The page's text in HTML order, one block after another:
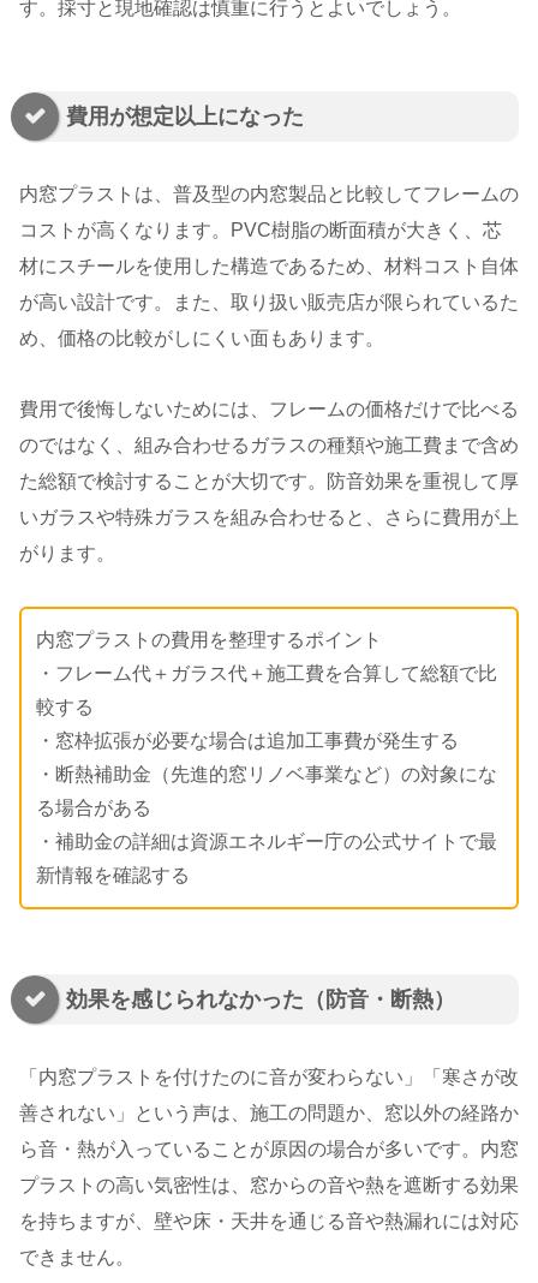
す。採寸と現地確認は慎重に行うとよいでしょう。
費用が想定以上になった
内窓プラストは、普及型の内窓製品と比較してフレームの
コストが高くなります。PVC樹脂の断面積が大きく、芯
材にスチールを使用した構造であるため、材料コスト自体
が高い設計です。また、取り扱い販売店が限られているた
め、価格の比較がしにくい面もあります。
費用で後悔しないためには、フレームの価格だけで比べる
のではなく、組み合わせるガラスの種類や施工費まで含め
た総額で検討することが大切です。防音効果を重視して厚
いガラスや特殊ガラスを組み合わせると、さらに費用が上
がります。
内窓プラストの費用を整理するポイント
・フレーム代＋ガラス代＋施工費を合算して総額で比
較する
・窓枠拡張が必要な場合は追加工事費が発生する
・断熱補助金（先進的窓リノベ事業など）の対象にな
る場合がある
・補助金の詳細は資源エネルギー庁の公式サイトで最
新情報を確認する
効果を感じられなかった（防音・断熱）
「内窓プラストを付けたのに音が変わらない」「寒さが改
善されない」という声は、施工の問題か、窓以外の経路か
ら音・熱が入っていることが原因の場合が多いです。内窓
プラストの高い気密性は、窓からの音や熱を遮断する効果
を持ちますが、壁や床・天井を通じる音や熱漏れには対応
できません。